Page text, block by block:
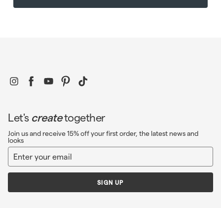
InstagramFacebookYouTubePinterest
Let's createtogether
Join us and receive 15% off your first order, the latest news and
looks
Enter
your
Sign
up
SIGN UP